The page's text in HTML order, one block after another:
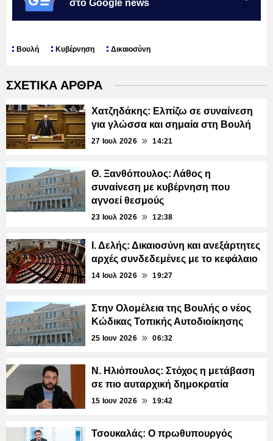
στο Google news
Βουλή Κυβέρνηση Δικαιοσύνη
ΣΧΕΤΙΚΑ ΑΡΘΡΑ
Χατζηδάκης: Ελπίζω σε συναίνεση
για γλώσσα και σημαία στη Βουλή
27 Ιουλ 2026 14:21
Θ. Ξανθόπουλος: Λάθος η
συναίνεση με κυβέρνηση που
αγνοεί θεσμούς
23 Ιουλ 2026 12:38
Ι. Δελής: Δικαιοσύνη και ανεξάρτητες
αρχές συνδεδεμένες με το κεφάλαιο
14 Ιουλ 2026 19:27
Στην Ολομέλεια της Βουλής ο νέος
Κώδικας Τοπικής Αυτοδιοίκησης
25 Ιουν 2026 06:32
Ν. Ηλιόπουλος: Στόχος η μετάβαση
σε πιο αυταρχική δημοκρατία
15 Ιουν 2026 19:42
Τσουκαλάς: Ο πρωθυπουργός